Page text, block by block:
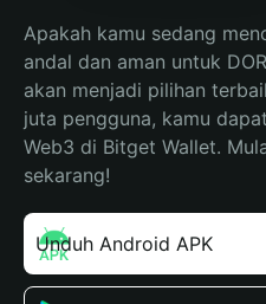
Apakah kamu sedang
andal dan aman untuk
akan menjadi pilihan
juta pengguna, kamu
Web3 di Bitget Wallet.
sekarang!
Unduh Android APK